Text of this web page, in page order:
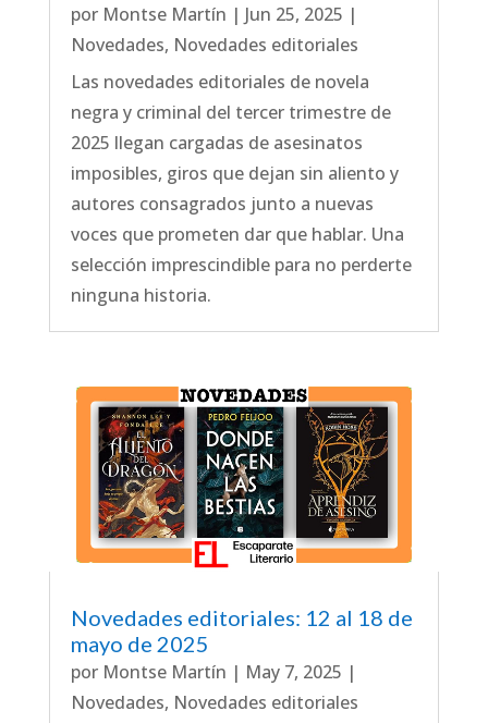
por Montse Martín | Jun 25, 2025 |
Novedades, Novedades editoriales
Las novedades editoriales de novela
negra y criminal del tercer trimestre de
2025 llegan cargadas de asesinatos
imposibles, giros que dejan sin aliento y
autores consagrados junto a nuevas
voces que prometen dar que hablar. Una
selección imprescindible para no perderte
ninguna historia.
Novedades editoriales: 12 al 18 de
mayo de 2025
por Montse Martín | May 7, 2025 |
Novedades, Novedades editoriales